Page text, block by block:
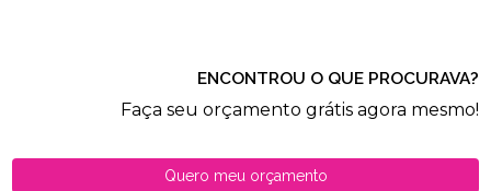
ENCONTROU O QUE PROCURAVA?
Faça seu orçamento grátis agora mesmo!
Quero meu orçamento